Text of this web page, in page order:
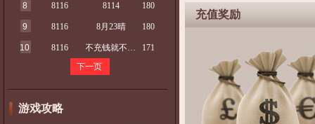
8 8116 8114 180
9 8116 8月23晴 180
10 8116 不充钱就不算女票
171
下一页
游戏攻略
充值奖励